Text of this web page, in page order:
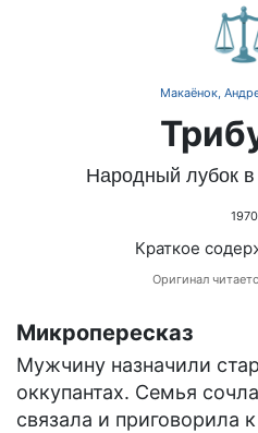
Макаёнок,
Народный лубок в
1970
Краткое
Оригинал
Микропересказ
Мужчину назначили
оккупантах. Семья
связала и приговорила